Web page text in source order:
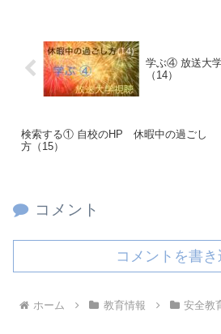
学ぶ④ 放送大学視聴 休暇中
（14）
検索する① 自校のHP 休暇中の過ごし
方（15）
コメント
コメントを書き
ホーム 教育情報 安全教